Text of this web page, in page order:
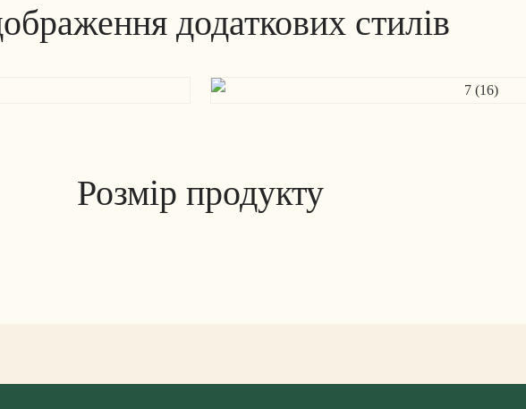
додаткових стилів
Розмір продукту